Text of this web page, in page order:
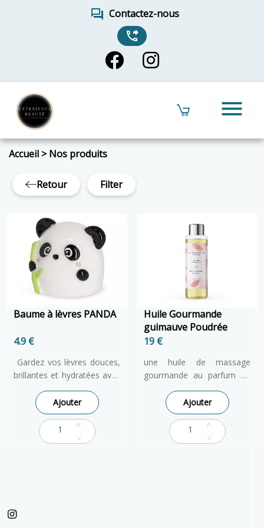
forum Contactez-nous
phone_forwarded
menu
Accueil >Nos produits
Retour Filter
Baume à lèvres PANDA
4.9 €
Gardez vos lèvres douces,
brillantes et hydratées avec
cet adorable baume à
lèvres Panda en stick. Il
hydrate et rafraîchit les
lèvres en en seul passage
Ajouter
Huile Gourmande
guimauve Poudrée
19 €
une huile de massage
gourmande au parfum de
guimauve. Cette huile pour
le corps ultra nourrissante
et hydratante
Ajouter